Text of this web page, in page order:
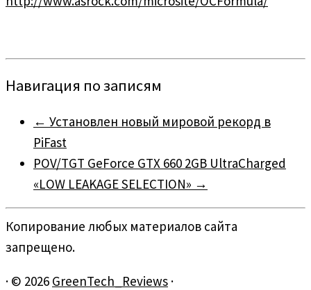
Навигация по записям
← Установлен новый мировой рекорд в
PiFast
POV/TGT GeForce GTX 660 2GB UltraCharged
«LOW LEAKAGE SELECTION» →
Копирование любых материалов сайта
запрещено.
· © 2026 GreenTech_Reviews ·